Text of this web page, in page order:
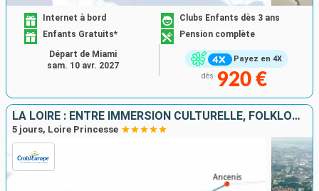
Payez en 4X
Internet à bord
Clubs Enfants dès 3 ans
Enfants Gratuits*
Pension complète
dès 920 €
Départ de Miami
sam. 10 avr. 2027
LA LOIRE : ENTRE IMMERSION CULTURELLE, FOLKLORE TRADITIONNEL ET SAVEURS LOCALES
5 jours, Loire Princesse